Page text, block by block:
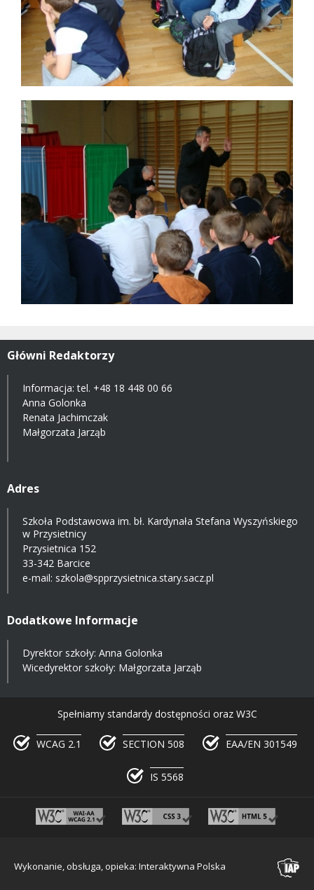
Główni Redaktorzy
Informacja: tel. +48 18 448 00 66
Anna Golonka
Renata Jachimczak
Małgorzata Jarząb
Adres
Szkoła Podstawowa im. bł. Kardynała Stefana Wyszyńskiego
w Przysietnicy
Przysietnica 152
33-342 Barcice
e-mail: szkola@spprzysietnica.stary.sacz.pl
Dodatkowe Informacje
Dyrektor szkoły: Anna Golonka
Wicedyrektor szkoły: Małgorzata Jarząb
Spełniamy standardy dostępności oraz W3C
WCAG 2.1 SECTION 508 EAA/EN 301549
IS 5568
Wykonanie, obsługa, opieka: Interaktywna Polska